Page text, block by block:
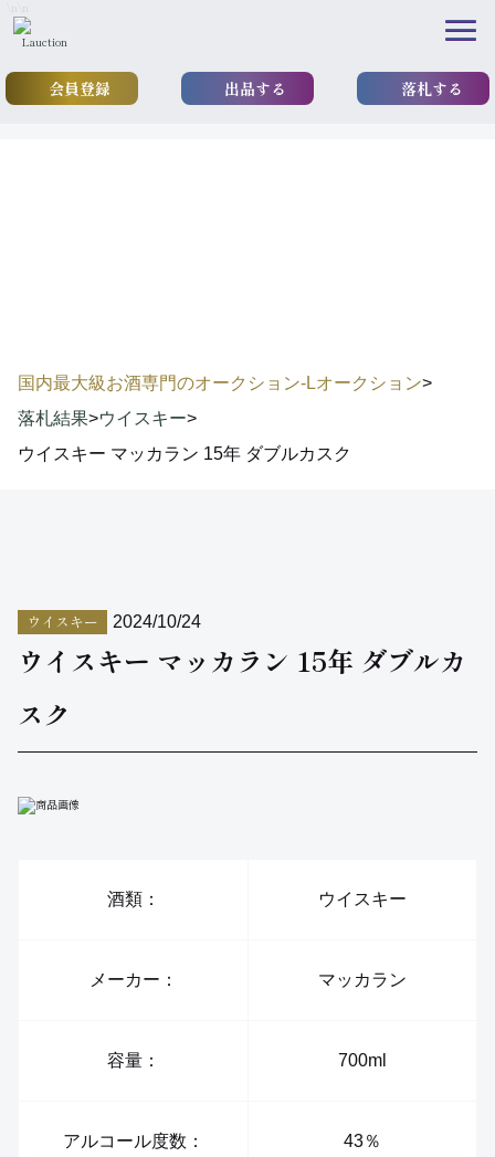
会員登録 出品する 落札する
国内最大級お酒専門のオークション-Lオークション>
落札結果>ウイスキー>
ウイスキー マッカラン 15年 ダブルカスク
ウイスキー 2024/10/24
ウイスキー マッカラン 15年 ダブルカ
スク
酒類： ウイスキー
メーカー： マッカラン
容量： 700ml
アルコール度数： 43％